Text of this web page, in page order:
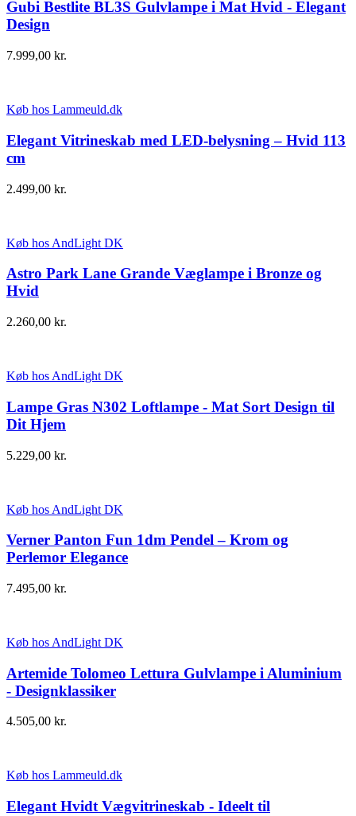
Gubi Bestlite BL3S Gulvlampe i Mat Hvid - Elegant
Design
7.999,00 kr.
Køb hos Lammeuld.dk
Elegant Vitrineskab med LED-belysning – Hvid 113
cm
2.499,00 kr.
Køb hos AndLight DK
Astro Park Lane Grande Væglampe i Bronze og
Hvid
2.260,00 kr.
Køb hos AndLight DK
Lampe Gras N302 Loftlampe - Mat Sort Design til
Dit Hjem
5.229,00 kr.
Køb hos AndLight DK
Verner Panton Fun 1dm Pendel – Krom og
Perlemor Elegance
7.495,00 kr.
Køb hos AndLight DK
Artemide Tolomeo Lettura Gulvlampe i Aluminium
- Designklassiker
4.505,00 kr.
Køb hos Lammeuld.dk
Elegant Hvidt Vægvitrineskab - Ideelt til